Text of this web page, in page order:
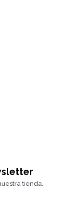
tienda.